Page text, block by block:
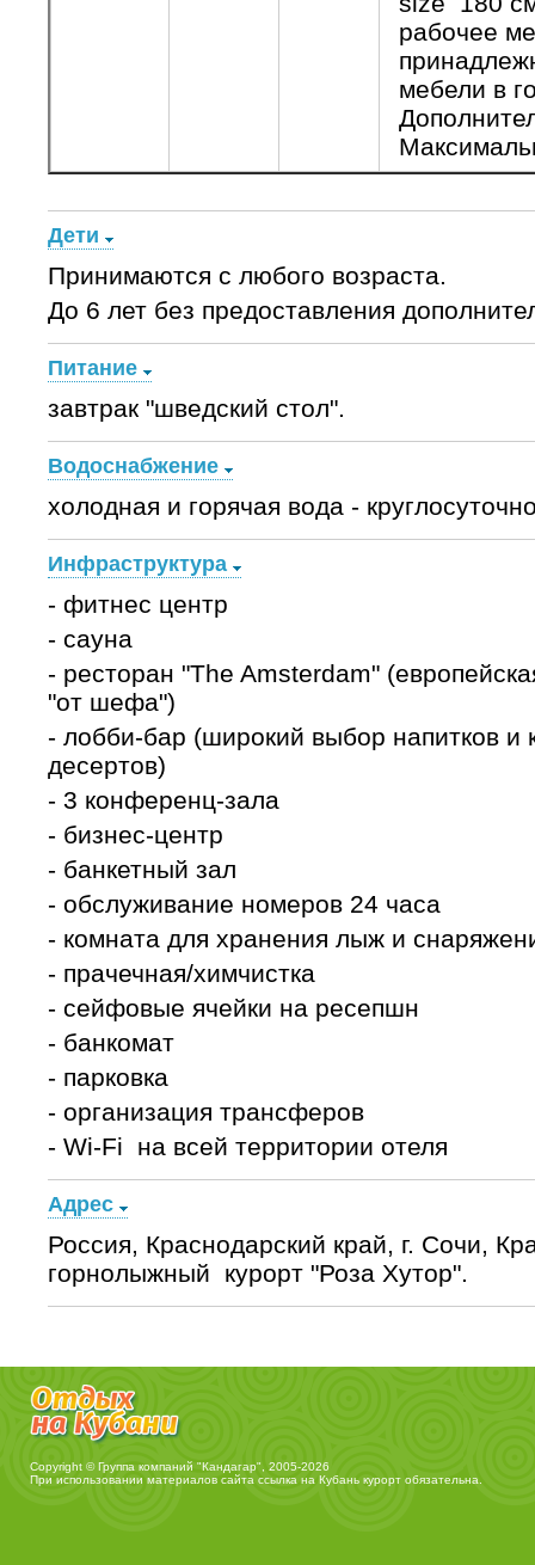
рабочее
мебели в
Дети
Принимаются с любого возраста.
До 6 лет без предоставления
Питание
завтрак "шведский стол".
Водоснабжение
холодная и горячая вода -
Инфраструктура
- фитнес центр
- сауна
- ресторан "The Amsterdam"
"от шефа")
- лобби-бар (широкий выбор напитков и
десертов)
- 3 конференц-зала
- бизнес-центр
- банкетный зал
- обслуживание номеров 24 часа
- комната для хранения лыж и
- прачечная/химчистка
- сейфовые ячейки на ресепшн
- банкомат
- парковка
- организация трансферов
- Wi-Fi на всей территории отеля
Адрес
Россия, Краснодарский край, г. Сочи,
горнолыжный курорт "Роза Хутор".
Copyright © Группа компаний "Кандагар", 2005-2026
При использовании материалов сайта ссылка на Кубань курорт обязательна.